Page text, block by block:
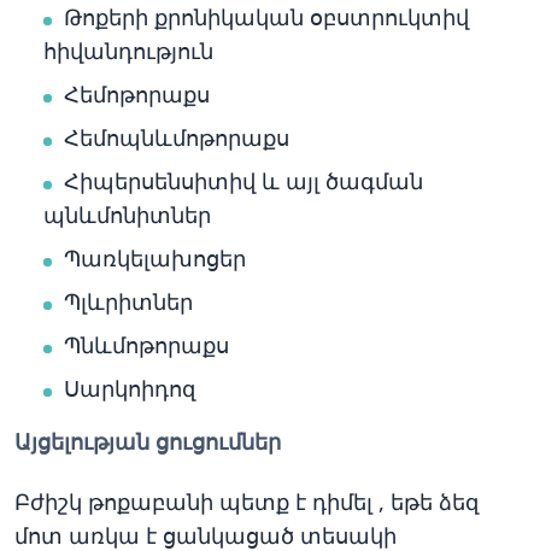
Թոքերի քրոնիկական օբստրուկտիվ
հիվանդություն
Հեմոթորաքս
Հեմոպնևմոթորաքս
Հիպերսենսիտիվ և այլ ծագման
պնևմոնիտներ
Պառկելախոցեր
Պլևրիտներ
Պնևմոթորաքս
Սարկոիդոզ
Այցելության ցուցումներ
Բժիշկ թոքաբանի պետք է դիմել , եթե ձեզ
մոտ առկա է ցանկացած տեսակի